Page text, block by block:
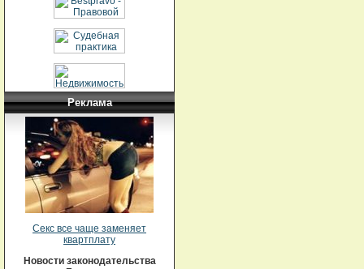
Реклама
Секс все чаще заменяет
квартплату
Новости законодательства